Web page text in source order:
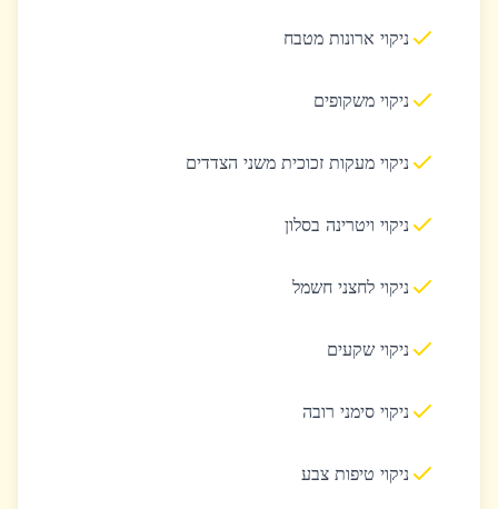
ניקוי ארונות מטבח
ניקוי משקופים
ניקוי מעקות זכוכית משני הצדדים
ניקוי ויטרינה בסלון
ניקוי לחצני חשמל
ניקוי שקעים
ניקוי סימני רובה
ניקוי טיפות צבע